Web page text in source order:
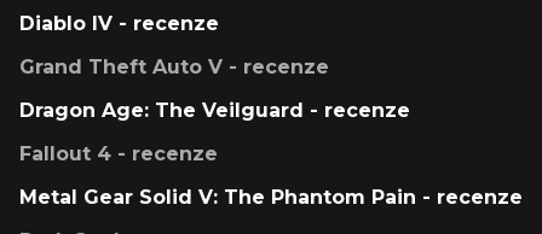
Diablo IV - recenze
Grand Theft Auto V - recenze
Dragon Age: The Veilguard - recenze
Fallout 4 - recenze
Metal Gear Solid V: The Phantom Pain - recenze